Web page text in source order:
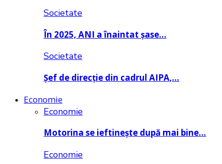
Societate
În 2025, ANI a înaintat șase…
Societate
Șef de direcție din cadrul AIPA,…
Economie
Economie
Motorina se ieftinește după mai bine…
Economie